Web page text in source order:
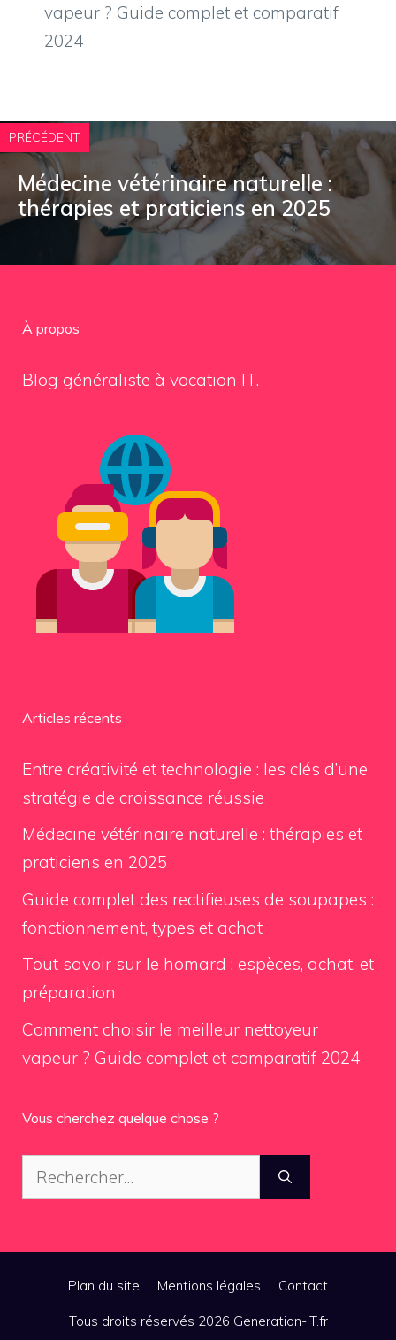
vapeur ? Guide complet et comparatif
2024
PRÉCÉDENT
Médecine vétérinaire naturelle :
thérapies et praticiens en 2025
À propos
Blog généraliste à vocation IT.
Articles récents
Entre créativité et technologie : les clés d’une
stratégie de croissance réussie
Médecine vétérinaire naturelle : thérapies et
praticiens en 2025
Guide complet des rectifieuses de soupapes :
fonctionnement, types et achat
Tout savoir sur le homard : espèces, achat, et
préparation
Comment choisir le meilleur nettoyeur
vapeur ? Guide complet et comparatif 2024
Vous cherchez quelque chose ?
Rechercher :
Plan du site Mentions légales Contact
Tous droits réservés 2026 Generation-IT.fr